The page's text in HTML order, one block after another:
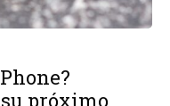
próximo